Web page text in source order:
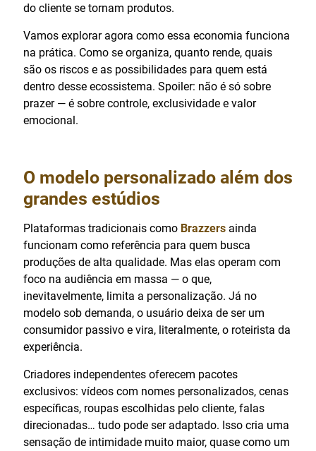
do cliente se tornam produtos.
Vamos explorar agora como essa economia funciona
na prática. Como se organiza, quanto rende, quais
são os riscos e as possibilidades para quem está
dentro desse ecossistema. Spoiler: não é só sobre
prazer — é sobre controle, exclusividade e valor
emocional.
O modelo personalizado além dos
grandes estúdios
Plataformas tradicionais como Brazzers ainda
funcionam como referência para quem busca
produções de alta qualidade. Mas elas operam com
foco na audiência em massa — o que,
inevitavelmente, limita a personalização. Já no
modelo sob demanda, o usuário deixa de ser um
consumidor passivo e vira, literalmente, o roteirista da
experiência.
Criadores independentes oferecem pacotes
exclusivos: vídeos com nomes personalizados, cenas
específicas, roupas escolhidas pelo cliente, falas
direcionadas… tudo pode ser adaptado. Isso cria uma
sensação de intimidade muito maior, quase como um